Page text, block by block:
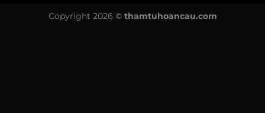
Copyright 2026 © thamtuhoancau.com